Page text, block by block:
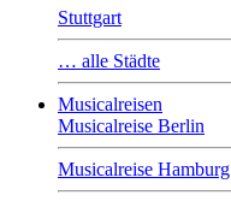
Stuttgart
… alle Städte
Musicalreisen
Musicalreise Berlin
Musicalreise Hamburg